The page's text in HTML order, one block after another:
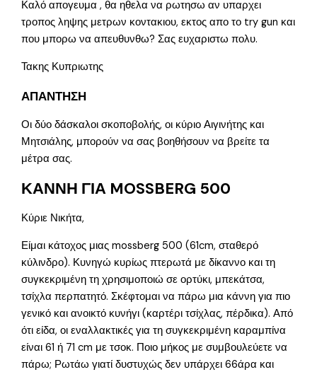
Καλό απογευμα , θα ηθελα να ρωτησω αν υπαρχει
τροπος ληψης μετρων κοντακιου, εκτος απο το try gun και
που μπορω να απευθυνθω? Σας ευχαριστω πολυ.
Τακης Κυπριωτης
ΑΠΑΝΤΗΣΗ
Οι δύο δάσκαλοι σκοποβολής, οι κύριο Αιγινήτης και
Μητσιάλης, μπορούν να σας βοηθήσουν να βρείτε τα
μέτρα σας.
ΚΑΝΝΗ ΓΙΑ MOSSBERG 500
Κύριε Νικήτα,
Είμαι κάτοχος μιας mossberg 500 (61cm, σταθερό
κύλινδρο). Κυνηγώ κυρίως πτερωτά με δίκαννο και τη
συγκεκριμένη τη χρησιμοποιώ σε ορτύκι, μπεκάτσα,
τσίχλα περπατητό. Σκέφτομαι να πάρω μια κάννη για πιο
γενικό και ανοικτό κυνήγι (καρτέρι τσίχλας, πέρδικα). Από
ότι είδα, οι εναλλακτικές για τη συγκεκριμένη καραμπίνα
είναι 61 ή 71 cm με τσοκ. Ποιο μήκος με συμβουλεύετε να
πάρω; Ρωτάω γιατί δυστυχώς δεν υπάρχει 66άρα και